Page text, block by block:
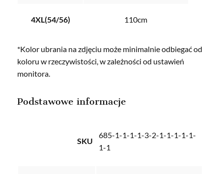
4XL(54/56) 110cm
*Kolor ubrania na zdjęciu może minimalnie odbiegać od
koloru w rzeczywistości, w zależności od ustawień
monitora.
Podstawowe informacje
SKU
685-1-1-1-1-3-2-1-1-1-1-1-
1-1